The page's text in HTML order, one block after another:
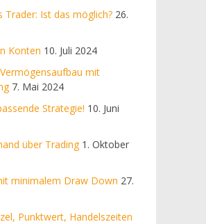
Trader: Ist das möglich? 26.
Konten 10. Juli 2024
mit
7. Mai 2024
Strategie! 10. Juni
über Trading 1. Oktober
minimalem Draw Down 27.
Punktwert, Handelszeiten